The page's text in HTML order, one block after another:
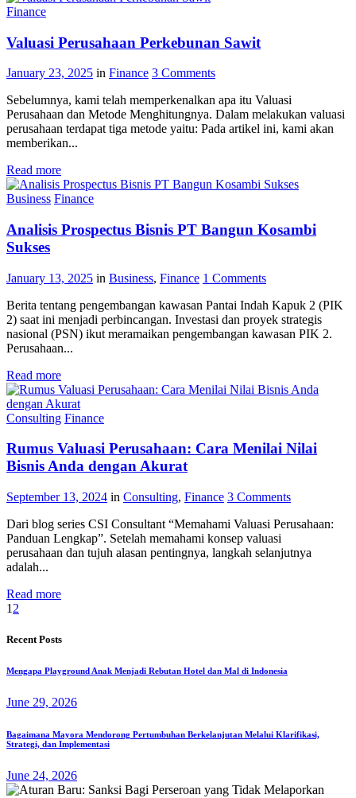
Finance
Valuasi Perusahaan Perkebunan Sawit
January 23, 2025 in Finance 3 Comments
Sebelumnya, kami telah memperkenalkan apa itu Valuasi
Perusahaan dan Metode Menghitungnya. Dalam melakukan valuasi
perusahaan terdapat tiga metode yaitu: Pada artikel ini, kami akan
memberikan...
Read more
Business Finance
Analisis Prospectus Bisnis PT Bangun Kosambi
Sukses
January 13, 2025 in Business, Finance 1 Comments
Berita tentang pengembangan kawasan Pantai Indah Kapuk 2 (PIK
2) saat ini menjadi perbincangan. Investasi dan proyek strategis
nasional (PSN) ikut meramaikan pengembangan kawasan PIK 2.
Perusahaan...
Read more
Consulting Finance
Rumus Valuasi Perusahaan: Cara Menilai Nilai
Bisnis Anda dengan Akurat
September 13, 2024 in Consulting, Finance 3 Comments
Dari blog series CSI Consultant “Memahami Valuasi Perusahaan:
Panduan Lengkap”. Setelah memahami konsep valuasi
perusahaan dan tujuh alasan pentingnya, langkah selanjutnya
adalah...
Read more
1 2
Recent Posts
Mengapa Playground Anak Menjadi Rebutan Hotel dan Mal di Indonesia
June 29, 2026
Bagaimana Mayora Mendorong Pertumbuhan Berkelanjutan Melalui Klarifikasi,
Strategi, dan Implementasi
June 24, 2026